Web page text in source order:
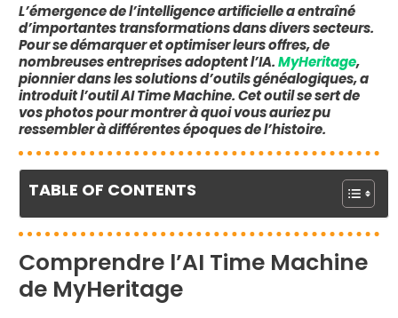
L’émergence de l’intelligence artificielle a entraîné
d’importantes transformations dans divers secteurs.
Pour se démarquer et optimiser leurs offres, de
nombreuses entreprises adoptent l’IA.MyHeritage,
pionnier dans les solutions d’outils généalogiques, a
introduit l’outil AI Time Machine. Cet outil se sert de
vos photos pour montrer à quoi vous auriez pu
ressembler à différentes époques de l’histoire.
TABLE OF CONTENTS
Comprendre l’AI Time Machine
de MyHeritage